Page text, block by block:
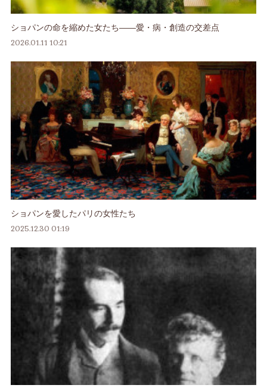
ショパンの命を縮めた女たち――愛・病・創造の交差点
2026.01.11 10:21
ショパンを愛したパリの女性たち
2025.12.30 01:19